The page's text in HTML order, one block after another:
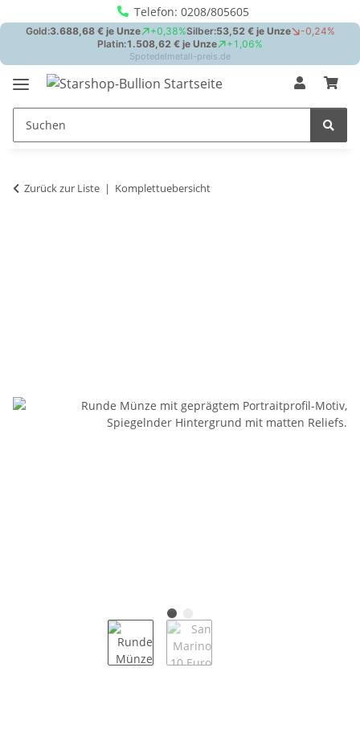
Telefon: 0208/805605
Zurück zur Liste Komplettuebersicht